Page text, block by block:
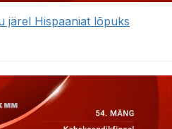
järel Hispaaniat lõpuks